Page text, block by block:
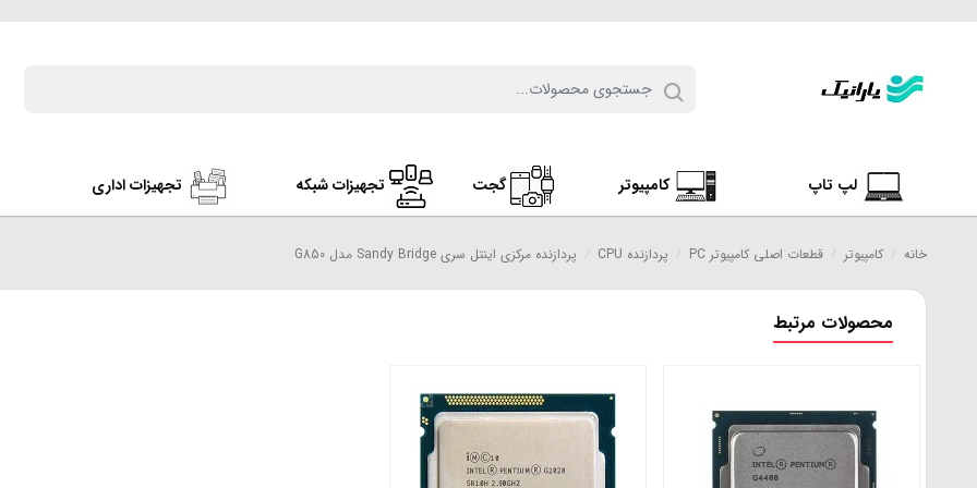
لپ تاپ کامپیوتر گجت تجهیزات شبکه تجهیزات اداری
خانه کامپیوتر قطعات اصلی کامپیوتر PC پردازنده CPU پردازنده مرکزی اینتل سری Sandy Bridge مدل G850
محصولات مرتبط